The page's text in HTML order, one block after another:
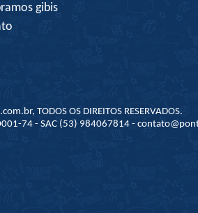
gibis
TODOS OS DIREITOS RESERVADOS.
74 - SAC (53) 984067814 -